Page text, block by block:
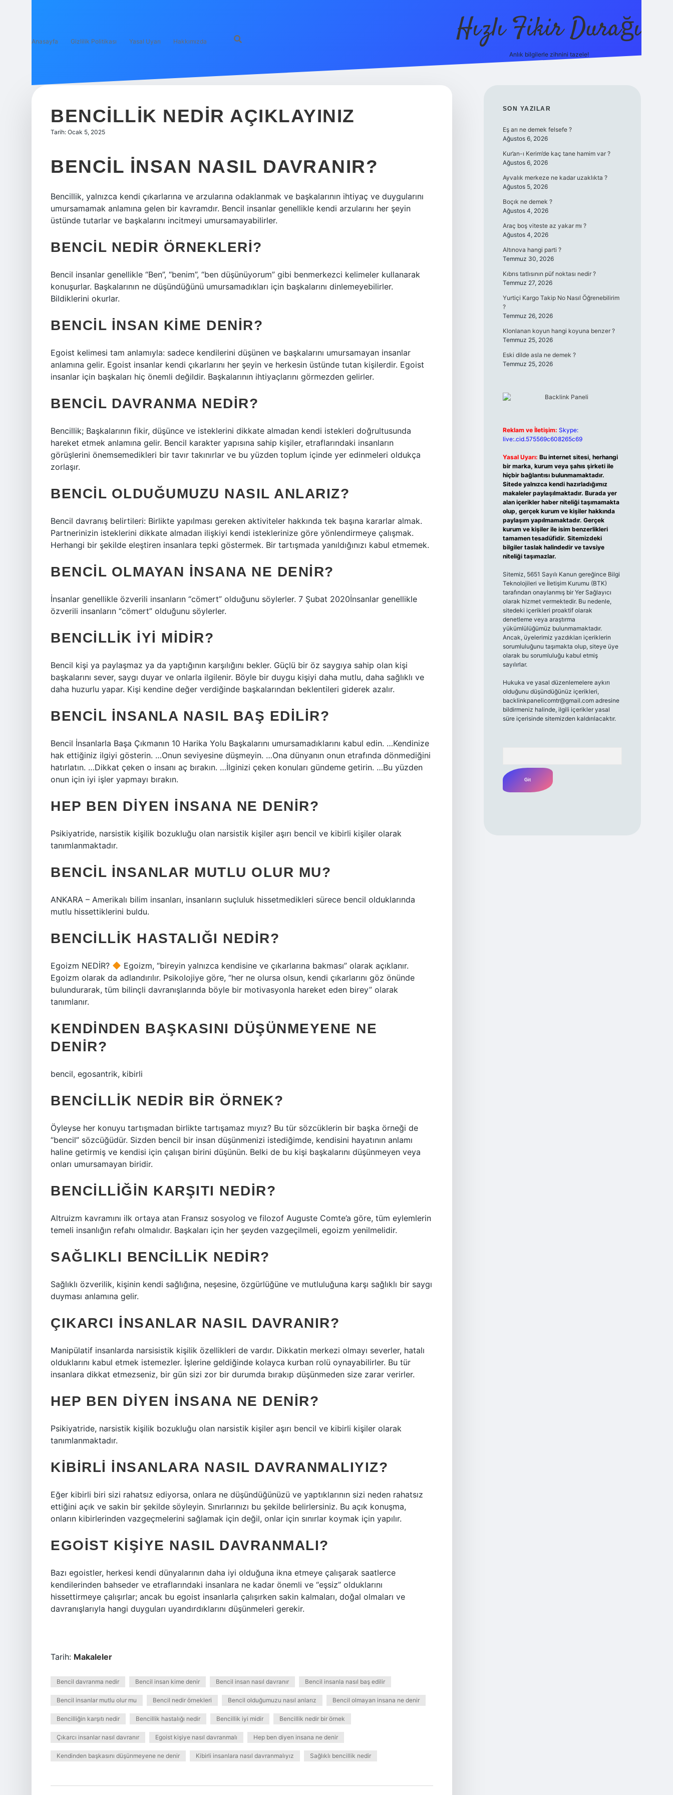
Anasayfa Gizlilik Politikası Yasal Uyarı Hakkımızda Hızlı Fikir Durağı
Anlık bilgilerle zihnini tazele!
BENCILLIK NEDIR AÇIKLAYINIZ
Tarih: Ocak 5, 2025
BENCIL INSAN NASIL DAVRANIR?
Bencillik, yalnızca kendi çıkarlarına ve arzularına odaklanmak ve başkalarının ihtiyaç ve duygularını
umursamamak anlamına gelen bir kavramdır. Bencil insanlar genellikle kendi arzularını her şeyin
üstünde tutarlar ve başkalarını incitmeyi umursamayabilirler.
BENCIL NEDIR ÖRNEKLERI?
Bencil insanlar genellikle “Ben”, “benim”, “ben düşünüyorum” gibi benmerkezci kelimeler kullanarak
konuşurlar. Başkalarının ne düşündüğünü umursamadıkları için başkalarını dinlemeyebilirler.
Bildiklerini okurlar.
BENCIL INSAN KIME DENIR?
Egoist kelimesi tam anlamıyla: sadece kendilerini düşünen ve başkalarını umursamayan insanlar
anlamına gelir. Egoist insanlar kendi çıkarlarını her şeyin ve herkesin üstünde tutan kişilerdir. Egoist
insanlar için başkaları hiç önemli değildir. Başkalarının ihtiyaçlarını görmezden gelirler.
BENCIL DAVRANMA NEDIR?
Bencillik; Başkalarının fikir, düşünce ve isteklerini dikkate almadan kendi istekleri doğrultusunda
hareket etmek anlamına gelir. Bencil karakter yapısına sahip kişiler, etraflarındaki insanların
görüşlerini önemsemedikleri bir tavır takınırlar ve bu yüzden toplum içinde yer edinmeleri oldukça
zorlaşır.
BENCIL OLDUĞUMUZU NASIL ANLARIZ?
Bencil davranış belirtileri: Birlikte yapılması gereken aktiviteler hakkında tek başına kararlar almak.
Partnerinizin isteklerini dikkate almadan ilişkiyi kendi isteklerinize göre yönlendirmeye çalışmak.
Herhangi bir şekilde eleştiren insanlara tepki göstermek. Bir tartışmada yanıldığınızı kabul etmemek.
BENCIL OLMAYAN INSANA NE DENIR?
İnsanlar genellikle özverili insanların “cömert” olduğunu söylerler. 7 Şubat 2020İnsanlar genellikle
özverili insanların “cömert” olduğunu söylerler.
BENCILLIK IYI MIDIR?
Bencil kişi ya paylaşmaz ya da yaptığının karşılığını bekler. Güçlü bir öz saygıya sahip olan kişi
başkalarını sever, saygı duyar ve onlarla ilgilenir. Böyle bir duygu kişiyi daha mutlu, daha sağlıklı ve
daha huzurlu yapar. Kişi kendine değer verdiğinde başkalarından beklentileri giderek azalır.
BENCIL INSANLA NASIL BAŞ EDILIR?
Bencil İnsanlarla Başa Çıkmanın 10 Harika Yolu Başkalarını umursamadıklarını kabul edin. …Kendinize
hak ettiğiniz ilgiyi gösterin. …Onun seviyesine düşmeyin. …Ona dünyanın onun etrafında dönmediğini
hatırlatın. …Dikkat çeken o insanı aç bırakın. …İlginizi çeken konuları gündeme getirin. …Bu yüzden
onun için iyi işler yapmayı bırakın.
HEP BEN DIYEN INSANA NE DENIR?
Psikiyatride, narsistik kişilik bozukluğu olan narsistik kişiler aşırı bencil ve kibirli kişiler olarak
tanımlanmaktadır.
BENCIL INSANLAR MUTLU OLUR MU?
ANKARA – Amerikalı bilim insanları, insanların suçluluk hissetmedikleri sürece bencil olduklarında
mutlu hissettiklerini buldu.
BENCILLIK HASTALIĞI NEDIR?
Egoizm NEDİR?
Egoizm, “bireyin yalnızca kendisine ve çıkarlarına bakması” olarak açıklanır.
Egoizm olarak da adlandırılır. Psikolojiye göre, “her ne olursa olsun, kendi çıkarlarını göz önünde
bulundurarak, tüm bilinçli davranışlarında böyle bir motivasyonla hareket eden birey” olarak
tanımlanır.
KENDINDEN BAŞKASINI DÜŞÜNMEYENE NE
DENIR?
bencil, egosantrik, kibirli
BENCILLIK NEDIR BIR ÖRNEK?
Öyleyse her konuyu tartışmadan birlikte tartışamaz mıyız? Bu tür sözcüklerin bir başka örneği de
“bencil” sözcüğüdür. Sizden bencil bir insan düşünmenizi istediğimde, kendisini hayatının anlamı
haline getirmiş ve kendisi için çalışan birini düşünün. Belki de bu kişi başkalarını düşünmeyen veya
onları umursamayan biridir.
BENCILLIĞIN KARŞITI NEDIR?
Altruizm kavramını ilk ortaya atan Fransız sosyolog ve filozof Auguste Comte’a göre, tüm eylemlerin
temeli insanlığın refahı olmalıdır. Başkaları için her şeyden vazgeçilmeli, egoizm yenilmelidir.
SAĞLIKLI BENCILLIK NEDIR?
Sağlıklı özverilik, kişinin kendi sağlığına, neşesine, özgürlüğüne ve mutluluğuna karşı sağlıklı bir saygı
duyması anlamına gelir.
ÇIKARCI INSANLAR NASIL DAVRANIR?
Manipülatif insanlarda narsisistik kişilik özellikleri de vardır. Dikkatin merkezi olmayı severler, hatalı
olduklarını kabul etmek istemezler. İşlerine geldiğinde kolayca kurban rolü oynayabilirler. Bu tür
insanlara dikkat etmezseniz, bir gün sizi zor bir durumda bırakıp düşünmeden size zarar verirler.
HEP BEN DIYEN INSANA NE DENIR?
Psikiyatride, narsistik kişilik bozukluğu olan narsistik kişiler aşırı bencil ve kibirli kişiler olarak
tanımlanmaktadır.
KIBIRLI INSANLARA NASIL DAVRANMALIYIZ?
Eğer kibirli biri sizi rahatsız ediyorsa, onlara ne düşündüğünüzü ve yaptıklarının sizi neden rahatsız
ettiğini açık ve sakin bir şekilde söyleyin. Sınırlarınızı bu şekilde belirlersiniz. Bu açık konuşma,
onların kibirlerinden vazgeçmelerini sağlamak için değil, onlar için sınırlar koymak için yapılır.
EGOIST KIŞIYE NASIL DAVRANMALI?
Bazı egoistler, herkesi kendi dünyalarının daha iyi olduğuna ikna etmeye çalışarak saatlerce
kendilerinden bahseder ve etraflarındaki insanlara ne kadar önemli ve “eşsiz” olduklarını
hissettirmeye çalışırlar; ancak bu egoist insanlarla çalışırken sakin kalmaları, doğal olmaları ve
davranışlarıyla hangi duyguları uyandırdıklarını düşünmeleri gerekir.
Tarih: Makaleler
Bencil davranma nedir Bencil insan kime denir Bencil insan nasıl davranır Bencil insanla nasıl baş edilir
Bencil insanlar mutlu olur mu Bencil nedir örnekleri Bencil olduğumuzu nasıl anlarız Bencil olmayan insana ne denir
Bencilliğin karşıtı nedir Bencillik hastalığı nedir Bencillik iyi midir Bencillik nedir bir örnek
Çıkarcı insanlar nasıl davranır Egoist kişiye nasıl davranmalı Hep ben diyen insana ne denir
Kendinden başkasını düşünmeyene ne denir Kibirli insanlara nasıl davranmalıyız Sağlıklı bencillik nedir
SIDEBAR
SON YAZILAR
Eş arı ne demek felsefe ?
Ağustos 6, 2026
Kur’an-ı Kerim’de kaç tane hamim var ?
Ağustos 6, 2026
Ayvalık merkeze ne kadar uzaklıkta ?
Ağustos 5, 2026
Boçık ne demek ?
Ağustos 4, 2026
Araç boş viteste az yakar mı ?
Ağustos 4, 2026
Altınova hangi parti ?
Temmuz 30, 2026
Kıbrıs tatlısının püf noktası nedir ?
Temmuz 27, 2026
Yurtiçi Kargo Takip No Nasıl Öğrenebilirim
?
Temmuz 26, 2026
Klonlanan koyun hangi koyuna benzer ?
Temmuz 25, 2026
Eski dilde asla ne demek ?
Temmuz 25, 2026
Reklam ve İletişim: Skype:
live:.cid.575569c608265c69
Yasal Uyarı: Bu internet sitesi, herhangi
bir marka, kurum veya şahıs şirketi ile
hiçbir bağlantısı bulunmamaktadır.
Sitede yalnızca kendi hazırladığımız
makaleler paylaşılmaktadır. Burada yer
alan içerikler haber niteliği taşımamakta
olup, gerçek kurum ve kişiler hakkında
paylaşım yapılmamaktadır. Gerçek
kurum ve kişiler ile isim benzerlikleri
tamamen tesadüfidir. Sitemizdeki
bilgiler taslak halindedir ve tavsiye
niteliği taşımazlar.
Sitemiz, 5651 Sayılı Kanun gereğince Bilgi
Teknolojileri ve İletişim Kurumu (BTK)
tarafından onaylanmış bir Yer Sağlayıcı
olarak hizmet vermektedir. Bu nedenle,
sitedeki içerikleri proaktif olarak
denetleme veya araştırma
yükümlülüğümüz bulunmamaktadır.
Ancak, üyelerimiz yazdıkları içeriklerin
sorumluluğunu taşımakta olup, siteye üye
olarak bu sorumluluğu kabul etmiş
sayılırlar.
Hukuka ve yasal düzenlemelere aykırı
olduğunu düşündüğünüz içerikleri,
backlinkpanelicomtr@gmail.comadresine
bildirmeniz halinde, ilgili içerikler yasal
süre içerisinde sitemizden kaldırılacaktır.